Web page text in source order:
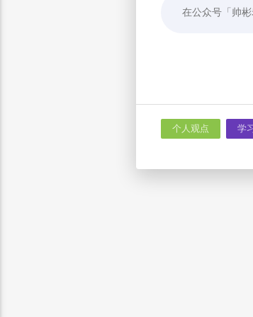
在公众号「帅
个人观点 学